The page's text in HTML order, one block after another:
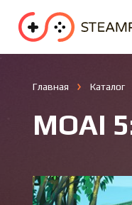
Спорт
Главная Каталог
MOAI